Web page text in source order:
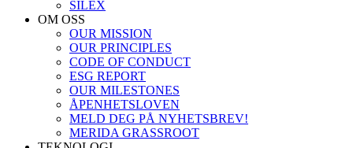
SILEX
OM OSS
OUR MISSION
OUR PRINCIPLES
CODE OF CONDUCT
ESG REPORT
OUR MILESTONES
ÅPENHETSLOVEN
MELD DEG PÅ NYHETSBREV!
MERIDA GRASSROOT